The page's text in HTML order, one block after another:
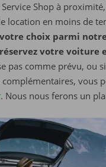
Shop à
location en moins de
choix parmi
votre voiture
pas comme prévu, ou
complémentaires, vous
. Nous nous ferons un